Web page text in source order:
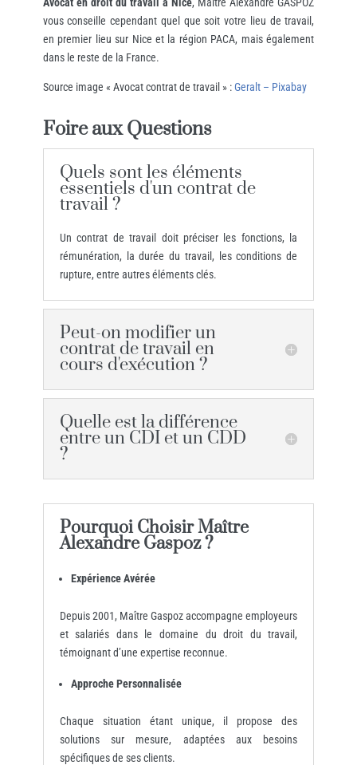
vous conseille cependant quel que soit votre lieu de travail,
en premier lieu sur Nice et la région PACA, mais également
dans le reste de la France.
Source image « Avocat contrat de travail » :Geralt – Pixabay
Foire aux Questions
Quels sont les éléments
essentiels d'un contrat de
travail ?
Un contrat de travail doit préciser les fonctions, la
rémunération, la durée du travail, les conditions de
rupture, entre autres éléments clés.​
Peut-on modifier un
contrat de travail en
cours d'exécution ?
Quelle est la différence
entre un CDI et un CDD
?
Pourquoi Choisir Maître
Alexandre Gaspoz ?
Expérience Avérée
Depuis 2001, Maître Gaspoz accompagne employeurs
et salariés dans le domaine du droit du travail,
témoignant d’une expertise reconnue.​
Approche Personnalisée
Chaque situation étant unique, il propose des
solutions sur mesure, adaptées aux besoins
spécifiques de ses clients.​